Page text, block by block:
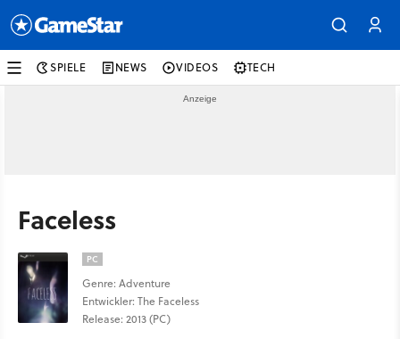
SPIELE NEWS VIDEOS TECH
Faceless
PC
Genre: Adventure
Entwickler: The Faceless
Release: 2013 (PC)